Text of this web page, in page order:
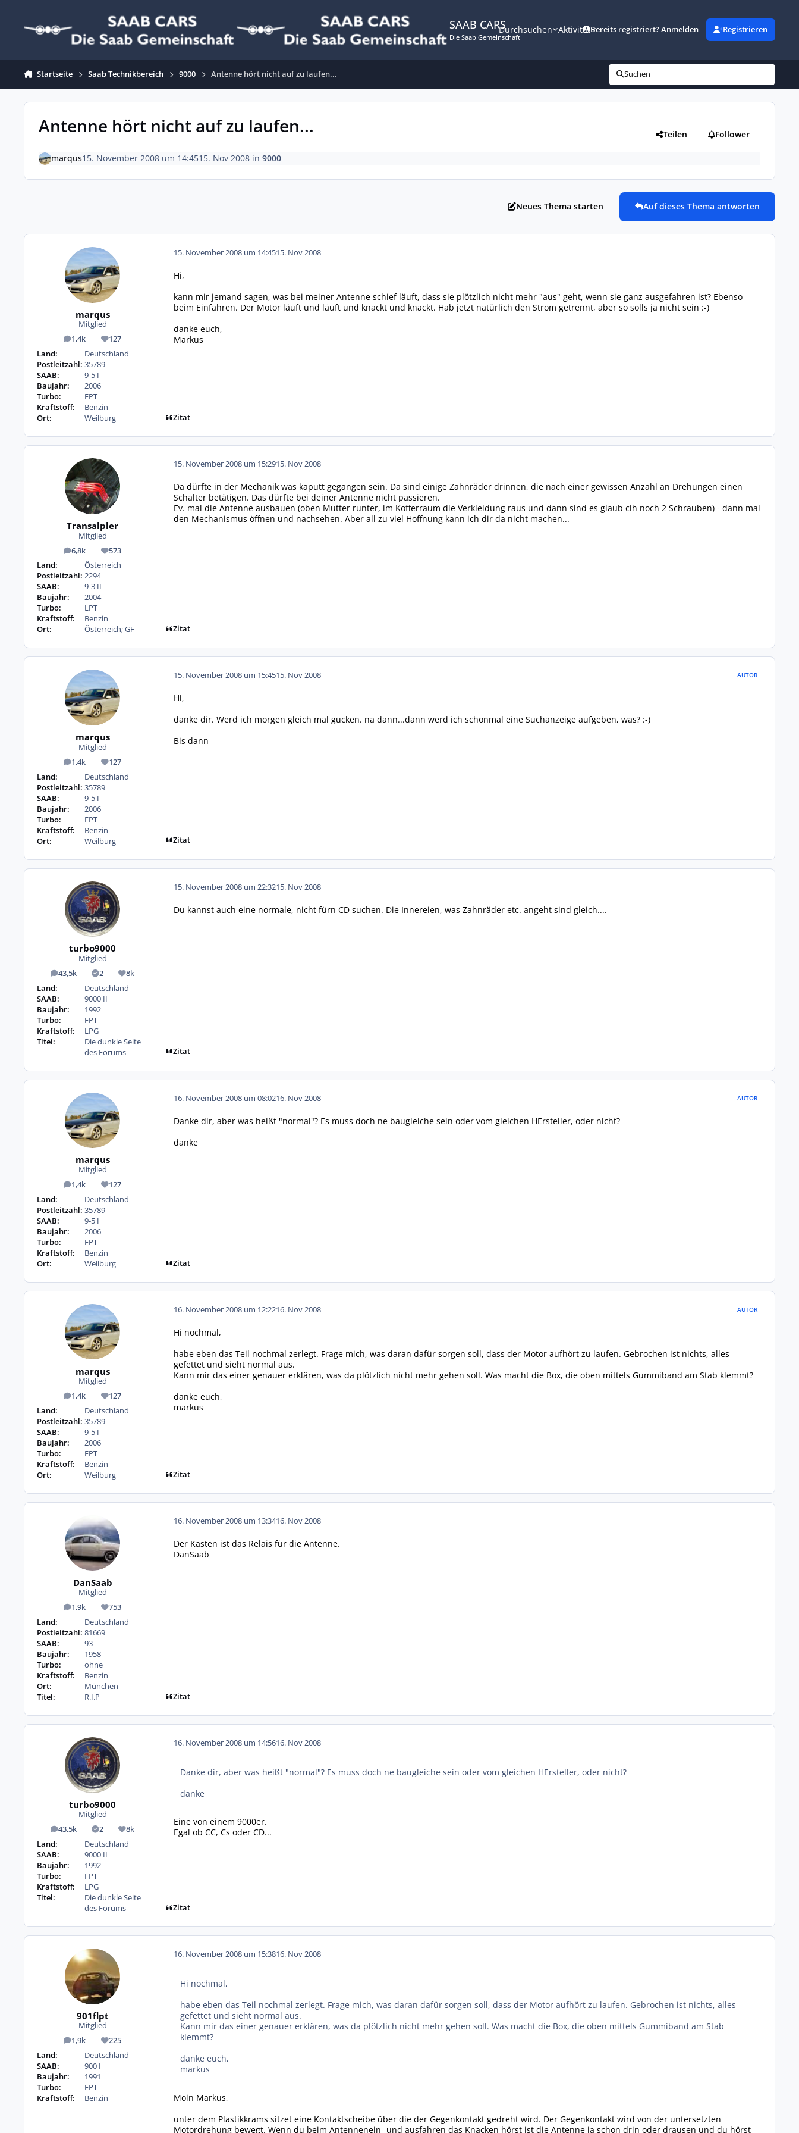
SAAB CARS
Die Saab Gemeinschaft
Durchsuchen AktivitätBereits registriert? Anmelden Registrieren
Startseite Saab Technikbereich 9000 Antenne hört nicht auf zu laufen... Suchen
Antenne hört nicht auf zu laufen... Teilen Follower
marqus15. November 2008 um 14:4515. Nov 2008in 9000
Neues Thema starten Auf dieses Thema antworten
marqus
Mitglied
1,4k
Beiträge 127
Reputation
Land:
Deutschland
Postleitzahl: 35789
SAAB:
9-5 I
Baujahr:
2006
Turbo:
FPT
Kraftstoff:
Benzin
Ort:
Weilburg
15. November 2008 um 14:4515. Nov 2008
Hi,
kann mir jemand sagen, was bei meiner Antenne schief läuft, dass sie plötzlich nicht mehr "aus" geht, wenn sie ganz ausgefahren ist? Ebenso
beim Einfahren. Der Motor läuft und läuft und knackt und knackt. Hab jetzt natürlich den Strom getrennt, aber so solls ja nicht sein :-)
danke euch,
Markus
Zitat
Transalpler
Mitglied
6,8k
Beiträge 573
Reputation
Land:
Österreich
Postleitzahl: 2294
SAAB:
9-3 II
Baujahr:
2004
Turbo:
LPT
Kraftstoff:
Benzin
Ort:
Österreich; GF
15. November 2008 um 15:2915. Nov 2008
Da dürfte in der Mechanik was kaputt gegangen sein. Da sind einige Zahnräder drinnen, die nach einer gewissen Anzahl an Drehungen einen
Schalter betätigen. Das dürfte bei deiner Antenne nicht passieren.
Ev. mal die Antenne ausbauen (oben Mutter runter, im Kofferraum die Verkleidung raus und dann sind es glaub cih noch 2 Schrauben) - dann mal
den Mechanismus öffnen und nachsehen. Aber all zu viel Hoffnung kann ich dir da nicht machen...
Zitat
marqus
Mitglied
1,4k
Beiträge 127
Reputation
Land:
Deutschland
Postleitzahl: 35789
SAAB:
9-5 I
Baujahr:
2006
Turbo:
FPT
Kraftstoff:
Benzin
Ort:
Weilburg
15. November 2008 um 15:4515. Nov 2008 AUTOR
Hi,
danke dir. Werd ich morgen gleich mal gucken. na dann...dann werd ich schonmal eine Suchanzeige aufgeben, was? :-)
Bis dann
Zitat
turbo9000
Mitglied
43,5k
Beiträge 2
Lösungen
8k
Reputation
Land:
Deutschland
SAAB:
9000 II
Baujahr:
1992
Turbo:
FPT
Kraftstoff:
LPG
Titel:
Die dunkle Seite
des Forums
15. November 2008 um 22:3215. Nov 2008
Du kannst auch eine normale, nicht fürn CD suchen. Die Innereien, was Zahnräder etc. angeht sind gleich....
Zitat
marqus
Mitglied
1,4k
Beiträge 127
Reputation
Land:
Deutschland
Postleitzahl: 35789
SAAB:
9-5 I
Baujahr:
2006
Turbo:
FPT
Kraftstoff:
Benzin
Ort:
Weilburg
16. November 2008 um 08:0216. Nov 2008 AUTOR
Danke dir, aber was heißt "normal"? Es muss doch ne baugleiche sein oder vom gleichen HErsteller, oder nicht?
danke
Zitat
marqus
Mitglied
1,4k
Beiträge 127
Reputation
Land:
Deutschland
Postleitzahl: 35789
SAAB:
9-5 I
Baujahr:
2006
Turbo:
FPT
Kraftstoff:
Benzin
Ort:
Weilburg
16. November 2008 um 12:2216. Nov 2008 AUTOR
Hi nochmal,
habe eben das Teil nochmal zerlegt. Frage mich, was daran dafür sorgen soll, dass der Motor aufhört zu laufen. Gebrochen ist nichts, alles
gefettet und sieht normal aus.
Kann mir das einer genauer erklären, was da plötzlich nicht mehr gehen soll. Was macht die Box, die oben mittels Gummiband am Stab klemmt?
danke euch,
markus
Zitat
DanSaab
Mitglied
1,9k
Beiträge 753
Reputation
Land:
Deutschland
Postleitzahl: 81669
SAAB:
93
Baujahr:
1958
Turbo:
ohne
Kraftstoff:
Benzin
Ort:
München
Titel:
R.I.P
16. November 2008 um 13:3416. Nov 2008
Der Kasten ist das Relais für die Antenne.
DanSaab
Zitat
turbo9000
Mitglied
43,5k
Beiträge 2
Lösungen
8k
Reputation
Land:
Deutschland
SAAB:
9000 II
Baujahr:
1992
Turbo:
FPT
Kraftstoff:
LPG
Titel:
Die dunkle Seite
des Forums
16. November 2008 um 14:5616. Nov 2008
Danke dir, aber was heißt "normal"? Es muss doch ne baugleiche sein oder vom gleichen HErsteller, oder nicht?
danke
Eine von einem 9000er.
Egal ob CC, Cs oder CD...
Zitat
901flpt
Mitglied
1,9k
Beiträge 225
Reputation
Land:
Deutschland
SAAB:
900 I
Baujahr:
1991
Turbo:
FPT
Kraftstoff:
Benzin
16. November 2008 um 15:3816. Nov 2008
Hi nochmal,
habe eben das Teil nochmal zerlegt. Frage mich, was daran dafür sorgen soll, dass der Motor aufhört zu laufen. Gebrochen ist nichts, alles
gefettet und sieht normal aus.
Kann mir das einer genauer erklären, was da plötzlich nicht mehr gehen soll. Was macht die Box, die oben mittels Gummiband am Stab
klemmt?
danke euch,
markus
Moin Markus,
unter dem Plastikkrams sitzet eine Kontaktscheibe über die der Gegenkontakt gedreht wird. Der Gegenkontakt wird von der untersetzten
Motordrehung bewegt. Wenn du beim Antennenein- und ausfahren das Knacken hörst ist die Antenne ja schon drin oder drausen und du hörst